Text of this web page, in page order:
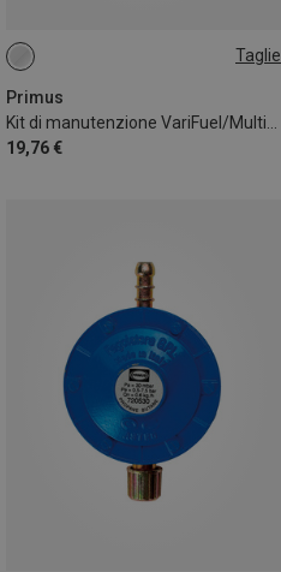
Taglie
Primus
19,76 €
ONE SIZE